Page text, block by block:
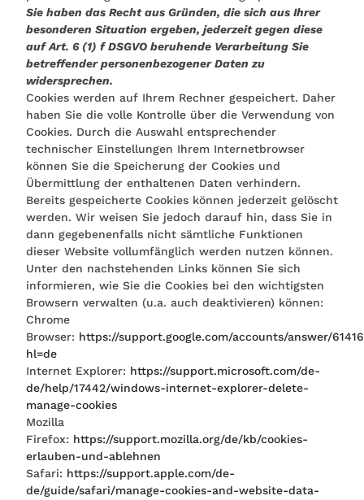
Sie haben das Recht aus Gründen, die sich aus Ihrer
besonderen Situation ergeben, jederzeit gegen diese
auf Art. 6 (1) f DSGVO beruhende Verarbeitung Sie
betreffender personenbezogener Daten zu
widersprechen.
Cookies werden auf Ihrem Rechner gespeichert. Daher
haben Sie die volle Kontrolle über die Verwendung von
Cookies. Durch die Auswahl entsprechender
technischer Einstellungen Ihrem Internetbrowser
können Sie die Speicherung der Cookies und
Übermittlung der enthaltenen Daten verhindern.
Bereits gespeicherte Cookies können jederzeit gelöscht
werden. Wir weisen Sie jedoch darauf hin, dass Sie in
dann gegebenenfalls nicht sämtliche Funktionen
dieser Website vollumfänglich werden nutzen können.
Unter den nachstehenden Links können Sie sich
informieren, wie Sie die Cookies bei den wichtigsten
Browsern verwalten (u.a. auch deaktivieren) können:
Chrome
Browser: https://support.google.com/accounts/answer/
hl=de
Internet Explorer: https://support.microsoft.com/de-
de/help/17442/windows-internet-explorer-delete-
manage-cookies
Mozilla
Firefox: https://support.mozilla.org/de/kb/cookies-
erlauben-und-ablehnen
Safari: https://support.apple.com/de-
de/guide/safari/manage-cookies-and-website-data-